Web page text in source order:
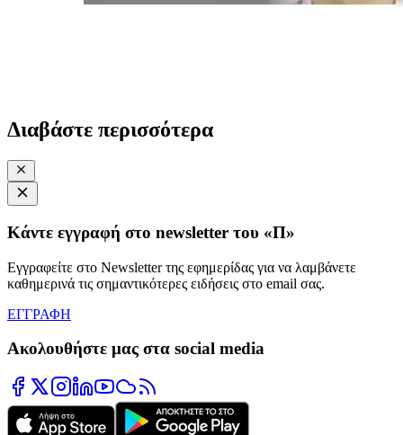
Διαβάστε περισσότερα
Κάντε εγγραφή στο newsletter του «Π»
Εγγραφείτε στο Newsletter της εφημερίδας για να λαμβάνετε
καθημερινά τις σημαντικότερες ειδήσεις στο email σας.
ΕΓΓΡΑΦΗ
Ακολουθήστε μας στα social media